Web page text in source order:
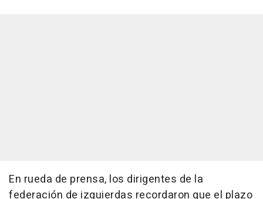
En rueda de prensa, los dirigentes de la
federación de izquierdas recordaron que el plazo